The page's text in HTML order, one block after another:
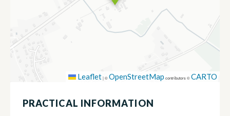
Leaflet|©OpenStreetMap contributors ©CARTO
PRACTICAL INFORMATION